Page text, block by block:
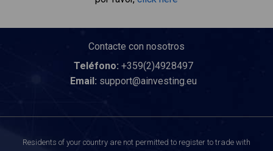
Contacte con nosotros
Teléfono: +359(2)4928497
Email: support@ainvesting.eu
Residents of your country are not permitted to register to trade with